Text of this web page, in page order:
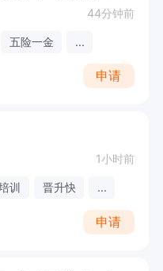
44分钟前
五险一金 ...
申请
1小时前
训 晋升快 ...
申请